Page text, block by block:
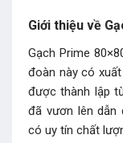
Giới thiệu về
Gạch Prime
đoàn này có
được thành lập
đã vươn lên dẫn
có uy tín chất